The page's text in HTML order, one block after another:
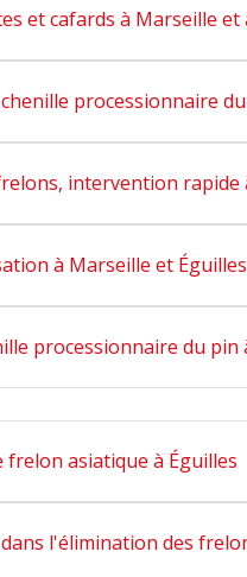
et cafards à Marseille et
processionnaire
intervention rapide
à Marseille et Éguilles
processionnaire du pin
frelon asiatique à Éguilles
l'élimination des